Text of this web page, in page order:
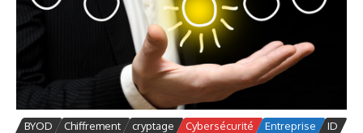
BYOD Chiffrement cryptage Cybersécurité Entreprise
ID